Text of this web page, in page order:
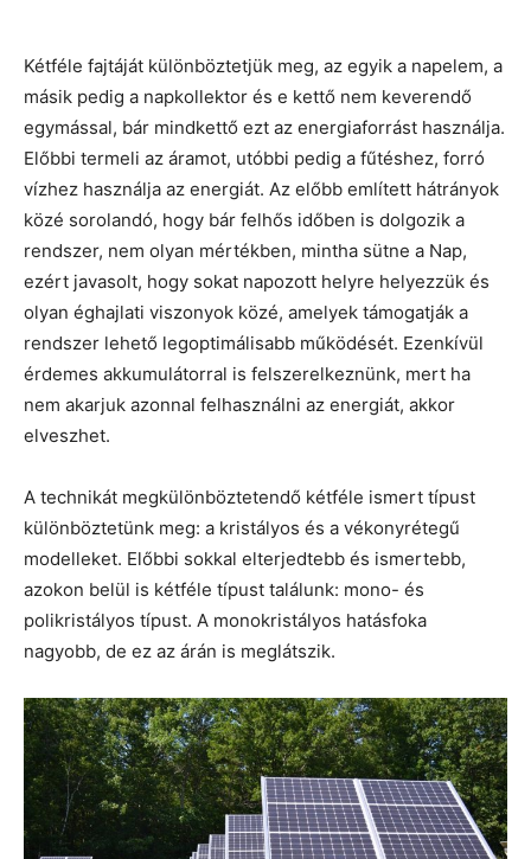
Kétféle fajtáját különböztetjük meg, az egyik a napelem, a
másik pedig a napkollektor és e kettő nem keverendő
egymással, bár mindkettő ezt az energiaforrást használja.
Előbbi termeli az áramot, utóbbi pedig a fűtéshez, forró
vízhez használja az energiát. Az előbb említett hátrányok
közé sorolandó, hogy bár felhős időben is dolgozik a
rendszer, nem olyan mértékben, mintha sütne a Nap,
ezért javasolt, hogy sokat napozott helyre helyezzük és
olyan éghajlati viszonyok közé, amelyek támogatják a
rendszer lehető legoptimálisabb működését. Ezenkívül
érdemes akkumulátorral is felszerelkeznünk, mert ha
nem akarjuk azonnal felhasználni az energiát, akkor
elveszhet.
A technikát megkülönböztetendő kétféle ismert típust
különböztetünk meg: a kristályos és a vékonyrétegű
modelleket. Előbbi sokkal elterjedtebb és ismertebb,
azokon belül is kétféle típust találunk: mono- és
polikristályos típust. A monokristályos hatásfoka
nagyobb, de ez az árán is meglátszik.